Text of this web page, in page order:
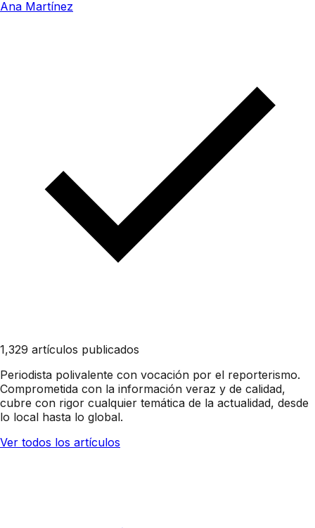
Ana Martínez
1,329 artículos publicados
Periodista polivalente con vocación por el reporterismo.
Comprometida con la información veraz y de calidad,
cubre con rigor cualquier temática de la actualidad, desde
lo local hasta lo global.
Ver todos los artículos